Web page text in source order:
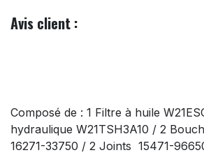
Avis client :
Composé de : 1 Filtre à huile
hydraulique W21TSH3A10 / 2
16271-33750 / 2 Joints 15471-